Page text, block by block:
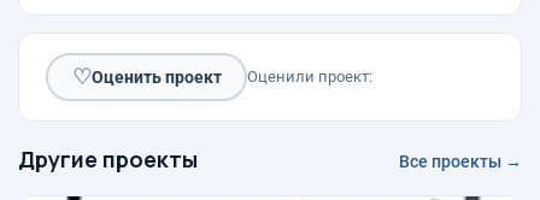
♡Оценить проект Оценили проект:
Другие проекты Все проекты →